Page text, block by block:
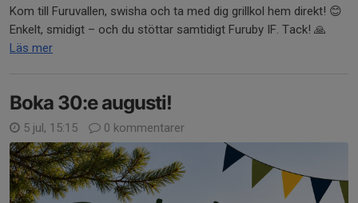
Kom till Furuvallen, swisha och ta med dig grillkol hem direkt! 😊
Enkelt, smidigt – och du stöttar samtidigt Furuby IF. Tack! 🙏
Läs mer
Boka 30:e augusti!
5 jul, 15:15 0 kommentarer